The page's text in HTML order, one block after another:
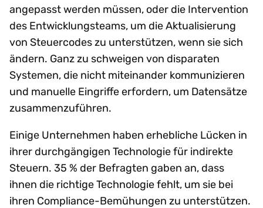
angepasst werden müssen, oder die Intervention
des Entwicklungsteams, um die Aktualisierung
von Steuercodes zu unterstützen, wenn sie sich
ändern. Ganz zu schweigen von disparaten
Systemen, die nicht miteinander kommunizieren
und manuelle Eingriffe erfordern, um Datensätze
zusammenzuführen.
Einige Unternehmen haben erhebliche Lücken in
ihrer durchgängigen Technologie für indirekte
Steuern. 35 % der Befragten gaben an, dass
ihnen die richtige Technologie fehlt, um sie bei
ihren Compliance-Bemühungen zu unterstützen.